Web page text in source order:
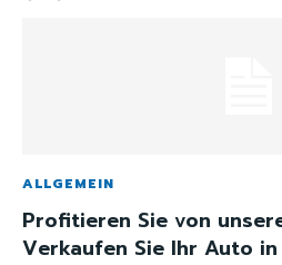
ALLGEMEIN
Profitieren Sie von
Verkaufen Sie Ihr Auto